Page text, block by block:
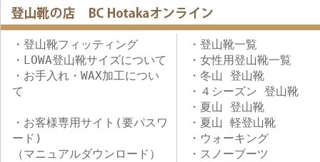
・登山靴フィッティング
・LOWA登山靴サイズについて
・お手入れ・WAX加工につい
て
・お客様専用サイト(要パスワ
ード)
（マニュアルダウンロード）
・登山靴一覧
・女性用登山靴一覧
・冬山 登山靴
・４シーズン 登山靴
・夏山 登山靴
・夏山 軽登山靴
・ウォーキング
・スノーブーツ